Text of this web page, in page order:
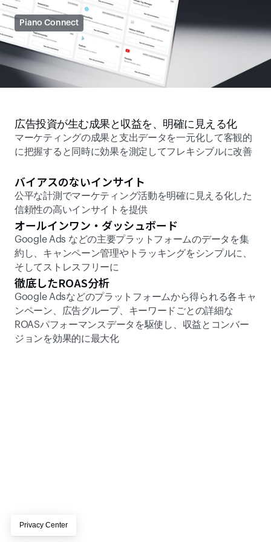
Piano Connect
広告投資が生む成果と収益を、明確に見える化
マーケティングの成果と支出データを一元化して客観的
に把握すると同時に効果を測定してフレキシブルに改善
バイアスのないインサイト
公平な計測でマーケティング活動を明確に見える化した
信頼性の高いインサイトを提供
オールインワン・ダッシュボード
Google Ads などの主要プラットフォームのデータを集
約し、キャンペーン管理やトラッキングをシンプルに、
そしてストレスフリーに
徹底したROAS分析
Google Adsなどのプラットフォームから得られる各キャ
ンペーン、広告グループ、キーワードごとの詳細な
ROASパフォーマンスデータを駆使し、収益とコンバー
ジョンを効果的に最大化